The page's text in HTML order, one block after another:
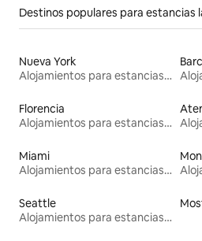
Destinos populares para estancias
Nueva York
Alojamientos para estancias largas
Florencia
Alojamientos para estancias largas
Miami
Alojamientos para estancias largas
Seattle
Alojamientos para estancias largas